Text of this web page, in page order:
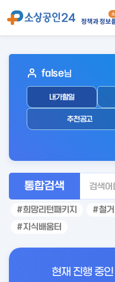
아
웃
로
인
false님
내가할일
추천공고
통합검색
희망리턴패키지 철거
지식배움터
현재 진행 중인